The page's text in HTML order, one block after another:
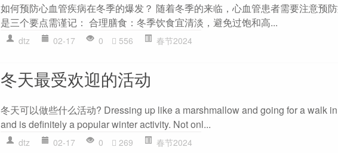
如何预防心血管疾病在冬季的爆发？ 随着冬季的来临，心血管患者需要注意预
是三个要点需谨记： 合理膳食：冬季饮食宜清淡，避免过饱和高...
dtz 02-17 0 556 春节2024
冬天最受欢迎的活动
冬天可以做些什么活动? Dressing up like a marshmallow and going for a walk
and is definitely a popular winter activity. Not onl...
dtz 02-17 0 269 春节2024